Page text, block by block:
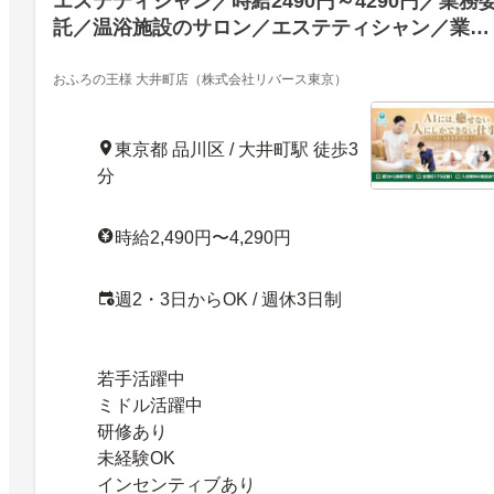
託／温浴施設のサロン／エステティシャン／業務
国展開ラフィネグループ／人柄重視での採用／あ
なたの理想の働き方を実現しませんか？／未経験
おふろの王様 大井町店（株式会社リバース東京）
東京都 品川区 / 大井町駅 徒歩3
分
時給2,490円〜4,290円
週2・3日からOK / 週休3日制
若手活躍中
ミドル活躍中
研修あり
未経験OK
インセンティブあり